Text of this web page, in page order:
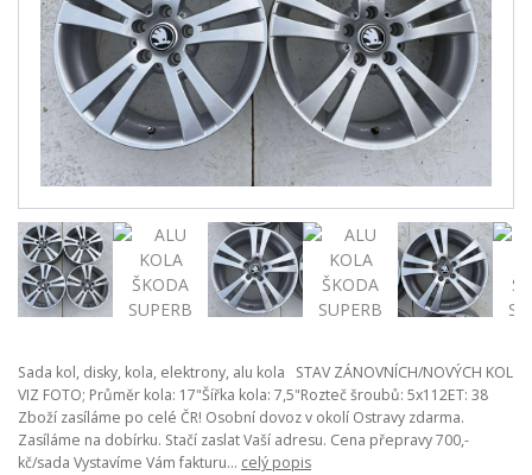
Sada kol, disky, kola, elektrony, alu kola STAV ZÁNOVNÍCH/NOVÝCH KOL
VIZ FOTO; Průměr kola: 17"Šířka kola: 7,5"Rozteč šroubů: 5x112ET: 38
Zboží zasíláme po celé ČR! Osobní dovoz v okolí Ostravy zdarma.
Zasíláme na dobírku. Stačí zaslat Vaší adresu. Cena přepravy 700,-
kč/sada Vystavíme Vám fakturu... celý popis